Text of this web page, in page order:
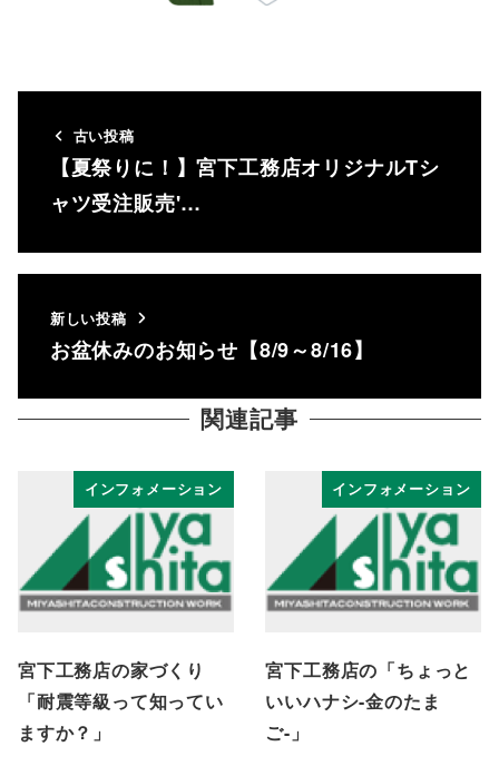
古い投稿
【夏祭りに！】宮下工務店オリジナルTシ
ャツ受注販売'…
新しい投稿
お盆休みのお知らせ【8/9～8/16】
関連記事
インフォメーション
宮下工務店の家づくり
「耐震等級って知ってい
ますか？」
インフォメーション
宮下工務店の「ちょっと
いいハナシ-金のたま
ご-」